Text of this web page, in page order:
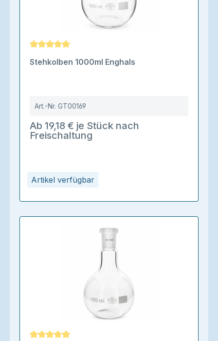
Artikel verfügbar
Stehkolben 1000ml Enghals
Art.-Nr. GT00169
Ab 19,18 € je Stück nach
Freischaltung